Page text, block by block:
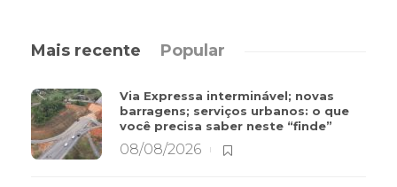
Mais recente Popular
Via Expressa interminável; novas
barragens; serviços urbanos: o que
você precisa saber neste “finde”
08/08/2026